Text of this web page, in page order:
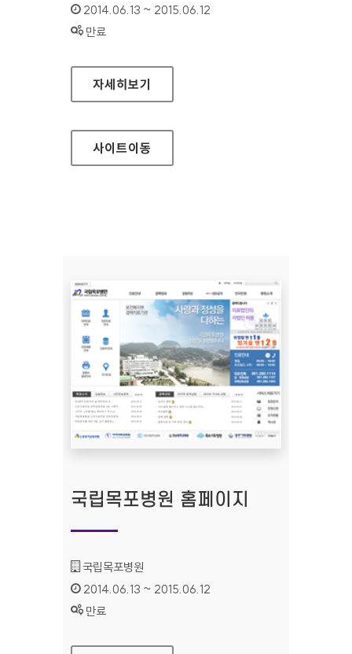
인증기간 :
2014.06.13 ~ 2015.06.12
상태 :
만료
국립서울병원 홈페이지
자세히보기
사이트이동
국립목포병원 홈페이지
기관명 :
국립목포병원
인증기간 :
2014.06.13 ~ 2015.06.12
상태 :
만료